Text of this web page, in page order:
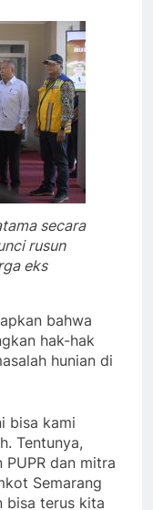
secara
rusun
eks
bahwa
hak-hak
hunian di
bisa kami
Tentunya,
dan mitra
Semarang
bisa terus kita